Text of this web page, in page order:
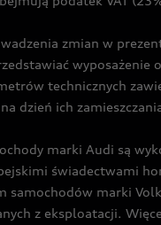
zmian w
technicznych
dzień ich
marki Audi są
świadectwami
samochodów marki
z eksploatacji.